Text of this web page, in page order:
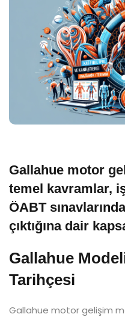
Gallahue motor
temel kavramlar,
ÖABT
çıktığına dair
Gallahue
Tarihçesi
Gallahue motor gelişim